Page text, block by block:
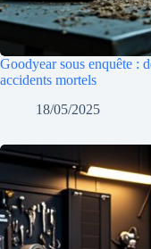
Goodyear sous enquête :
accidents mortels
18/05/2025